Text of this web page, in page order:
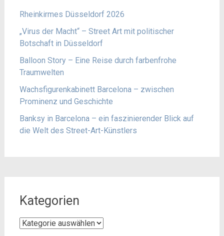
Rheinkirmes Düsseldorf 2026
„Virus der Macht“ – Street Art mit politischer
Botschaft in Düsseldorf
Balloon Story – Eine Reise durch farbenfrohe
Traumwelten
Wachsfigurenkabinett Barcelona – zwischen
Prominenz und Geschichte
Banksy in Barcelona – ein faszinierender Blick auf
die Welt des Street-Art-Künstlers
Kategorien
Kategorien